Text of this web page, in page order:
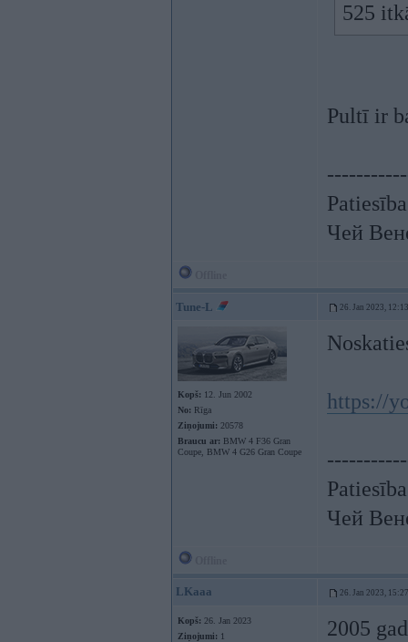
525
Pultī ir
Чей
Tune-L 26. Jan 2023, 12:13
Kopš: 12. Jun 2002
No: Rīga
Ziņojumi: 20578
Braucu ar: BMW 4 F36 Gran
Coupe, BMW 4 G26 Gran Coupe
https://
Чей
LKaaa 26. Jan 2023, 15:27
Kopš: 26. Jan 2023
Ziņojumi: 1
2005